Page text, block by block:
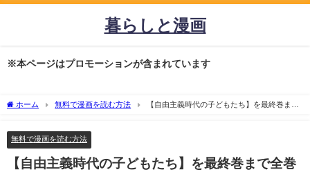
暮らしと漫画
※本ページはプロモーションが含まれています
ホーム 無料で漫画を読む方法
【自由主義時代の子どもたち】を最終巻まで
無料で漫画を読む方法
【自由主義時代の子どもたち】を最終巻まで全巻